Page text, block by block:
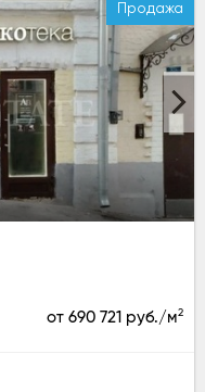
Продажа
от 690 721 руб./м2